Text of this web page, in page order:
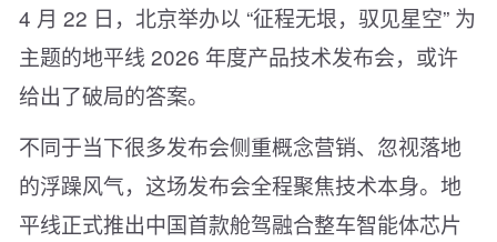
4 月 22 日，北京举办以 “征程无垠，驭见星空” 为
主题的地平线 2026 年度产品技术发布会，或许
给出了破局的答案。
不同于当下很多发布会侧重概念营销、忽视落地
的浮躁风气，这场发布会全程聚焦技术本身。地
平线正式推出中国首款舱驾融合整车智能体芯片